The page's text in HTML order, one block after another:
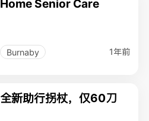
Home Senior Care
Burnaby 1年前
全新助行拐杖，仅60刀